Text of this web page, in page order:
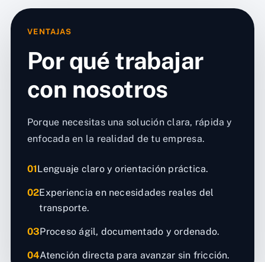
VENTAJAS
Por qué trabajar
con nosotros
Porque necesitas una solución clara, rápida y
enfocada en la realidad de tu empresa.
01Lenguaje claro y orientación práctica.
02Experiencia en necesidades reales del
transporte.
03Proceso ágil, documentado y ordenado.
04Atención directa para avanzar sin fricción.